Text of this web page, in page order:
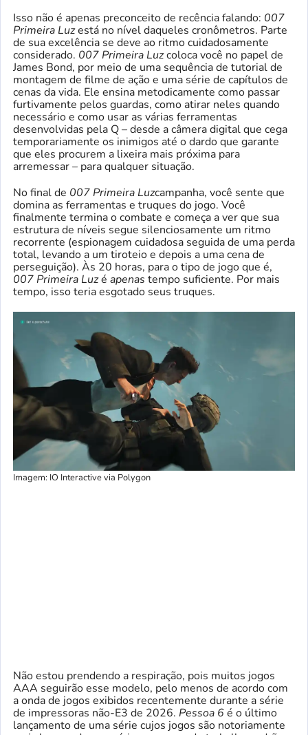
Isso não é apenas preconceito de recência falando: 007
Primeira Luzestá no nível daqueles cronômetros. Parte
de sua excelência se deve ao ritmo cuidadosamente
considerado. 007 Primeira Luzcoloca você no papel de
James Bond, por meio de uma sequência de tutorial de
montagem de filme de ação e uma série de capítulos de
cenas da vida. Ele ensina metodicamente como passar
furtivamente pelos guardas, como atirar neles quando
necessário e como usar as várias ferramentas
desenvolvidas pela Q – desde a câmera digital que cega
temporariamente os inimigos até o dardo que garante
que eles procurem a lixeira mais próxima para
arremessar – para qualquer situação.
No final de 007 Primeira Luzcampanha, você sente que
domina as ferramentas e truques do jogo. Você
finalmente termina o combate e começa a ver que sua
estrutura de níveis segue silenciosamente um ritmo
recorrente (espionagem cuidadosa seguida de uma perda
total, levando a um tiroteio e depois a uma cena de
perseguição). Às 20 horas, para o tipo de jogo que é,
007 Primeira Luzé apenas tempo suficiente. Por mais
tempo, isso teria esgotado seus truques.
Imagem: IO Interactive via Polygon
Não estou prendendo a respiração, pois muitos jogos
AAA seguirão esse modelo, pelo menos de acordo com
a onda de jogos exibidos recentemente durante a série
de impressoras não-E3 de 2026. Pessoa 6é o último
lançamento de uma série cujos jogos são notoriamente